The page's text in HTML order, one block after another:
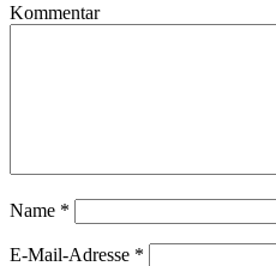
Kommentar
Name *
E-Mail-Adresse *